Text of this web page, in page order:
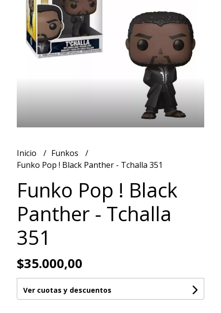
Inicio
Funkos
Funko Pop ! Black Panther - Tchalla 351
Funko Pop ! Black
Panther - Tchalla
351
$35.000,00
Ver cuotas y descuentos